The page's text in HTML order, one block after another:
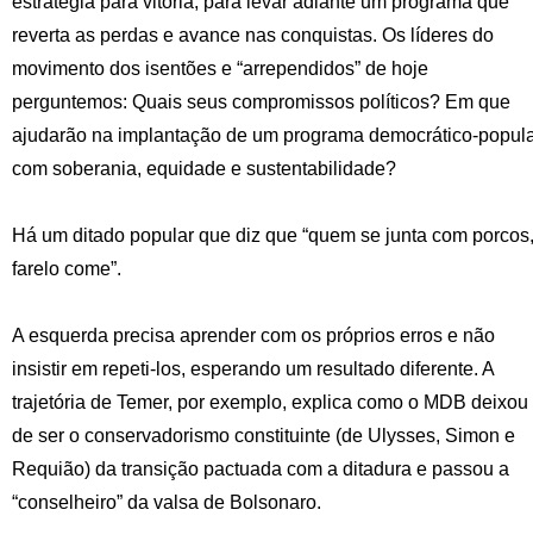
reverta as perdas e avance nas conquistas. Os líderes do
movimento dos isentões e “arrependidos” de hoje
perguntemos: Quais seus compromissos políticos? Em que
ajudarão na implantação de um programa democrático-
com soberania, equidade e sustentabilidade?
Há um ditado popular que diz que “quem se junta com porcos,
farelo come”.
A esquerda precisa aprender com os próprios erros e não
insistir em repeti-los, esperando um resultado diferente. A
trajetória de Temer, por exemplo, explica como o MDB deixou
de ser o conservadorismo constituinte (de Ulysses, Simon e
Requião) da transição pactuada com a ditadura e passou a
“conselheiro” da valsa de Bolsonaro.